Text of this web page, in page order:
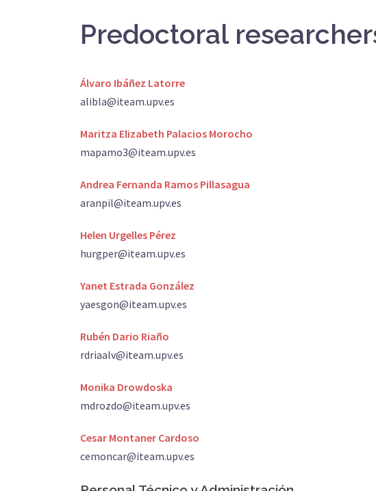
Predoctoral
Álvaro Ibáñez Latorre
alibla@iteam.upv.es
Maritza Elizabeth Palacios Morocho
mapamo3@iteam.upv.es
Andrea Fernanda Ramos Pillasagua
aranpil@iteam.upv.es
Helen Urgelles Pérez
hurgper@iteam.upv.es
Yanet Estrada González
yaesgon@iteam.upv.es
Rubén Dario Riaño
rdriaalv@iteam.upv.es
Monika Drowdoska
mdrozdo@iteam.upv.es
Cesar Montaner Cardoso
cemoncar@iteam.upv.es